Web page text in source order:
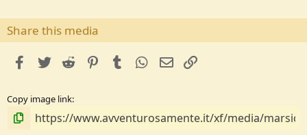
Share this media
facebookTwitterReddit PinterestTumblrWhatsApp
e-mail
Copy image link